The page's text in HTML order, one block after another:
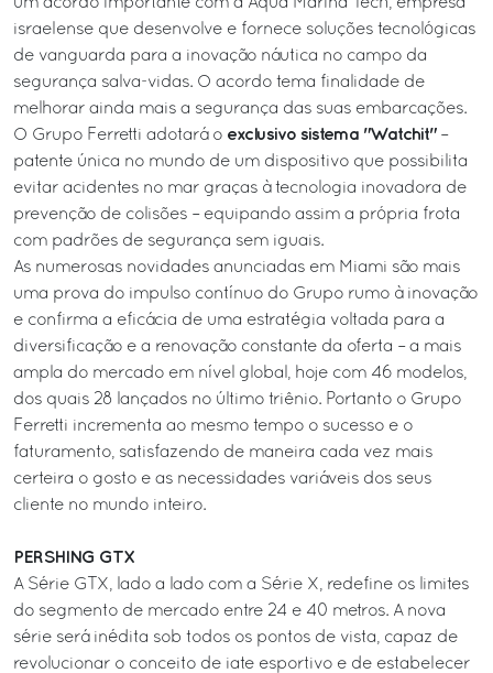
israelense que desenvolve e fornece soluções tecnológicas
de vanguarda para a inovação náutica no campo da
segurança salva-vidas. O acordo tema finalidade de
melhorar ainda mais a segurança das suas embarcações.
O Grupo Ferretti adotará o exclusivo sistema "Watchit"–
patente única no mundo de um dispositivo que possibilita
evitar acidentes no mar graças à tecnologia inovadora de
prevenção de colisões – equipando assim a própria frota
com padrões de segurança sem iguais.
As numerosas novidades anunciadas em Miami são mais
uma prova do impulso contínuo do Grupo rumo à inovação
e confirma a eficácia de uma estratégia voltada para a
diversificação e a renovação constante da oferta – a mais
ampla do mercado em nível global, hoje com 46 modelos,
dos quais 28 lançados no último triênio. Portanto o Grupo
Ferretti incrementa ao mesmo tempo o sucesso e o
faturamento, satisfazendo de maneira cada vez mais
certeira o gosto e as necessidades variáveis dos seus
cliente no mundo inteiro.
PERSHING GTX
A Série GTX, lado a lado com a Série X, redefine os limites
do segmento de mercado entre 24 e 40 metros. A nova
série será inédita sob todos os pontos de vista, capaz de
revolucionar o conceito de iate esportivo e de estabelecer